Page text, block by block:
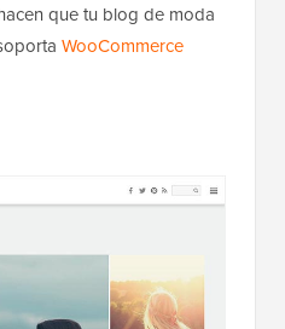
que tu blog de moda
WooCommerce